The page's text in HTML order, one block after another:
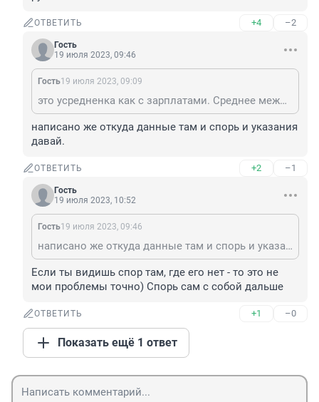
ОТВЕТИТЬ +4 –2
Гость
19 июля 2023, 09:46
Гость19 июля 2023, 09:09
это усредненка как с зарплатами. Среднее между ценой в центре города и в поселке в 80 км от города. Плюс почему вам должны продавать по себестоимости? Надо по себестоимости - покупай бетон, кирпич, профнастил и вперед, своими ручками.
написано же откуда данные там и спорь и указания
давай.
ОТВЕТИТЬ +2 –1
Гость
19 июля 2023, 10:52
Гость19 июля 2023, 09:46
написано же откуда данные там и спорь и указания давай.
Если ты видишь спор там, где его нет - то это не
мои проблемы точно) Спорь сам с собой дальше
ОТВЕТИТЬ +1 –0
Показать ещё 1 ответ